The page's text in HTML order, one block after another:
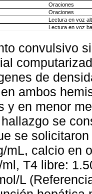
Oraciones
Oraciones
Lectura en voz
Lectura en voz
convulsivo
de
ambos
y en menor
se
se
mL, calcio en
T4 libre:
L